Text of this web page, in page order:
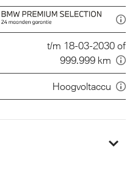
t/m 18-03-2030 of
999.999 km
Hoogvoltaccu